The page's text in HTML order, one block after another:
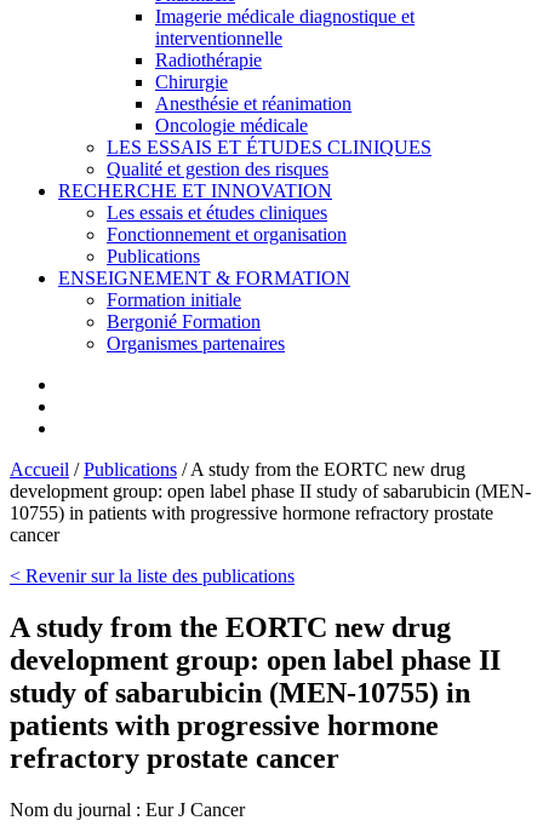
Imagerie médicale diagnostique et
interventionnelle
Radiothérapie
Chirurgie
Anesthésie et réanimation
Oncologie médicale
LES ESSAIS ET ÉTUDES CLINIQUES
Qualité et gestion des risques
RECHERCHE ET INNOVATION
Les essais et études cliniques
Fonctionnement et organisation
Publications
ENSEIGNEMENT & FORMATION
Formation initiale
Bergonié Formation
Organismes partenaires
Accueil /Publications /A study from the EORTC new drug
development group: open label phase II study of sabarubicin (MEN-
10755) in patients with progressive hormone refractory prostate
cancer
< Revenir sur la liste des publications
A study from the EORTC new drug
development group: open label phase II
study of sabarubicin (MEN-10755) in
patients with progressive hormone
refractory prostate cancer
Nom du journal : Eur J Cancer